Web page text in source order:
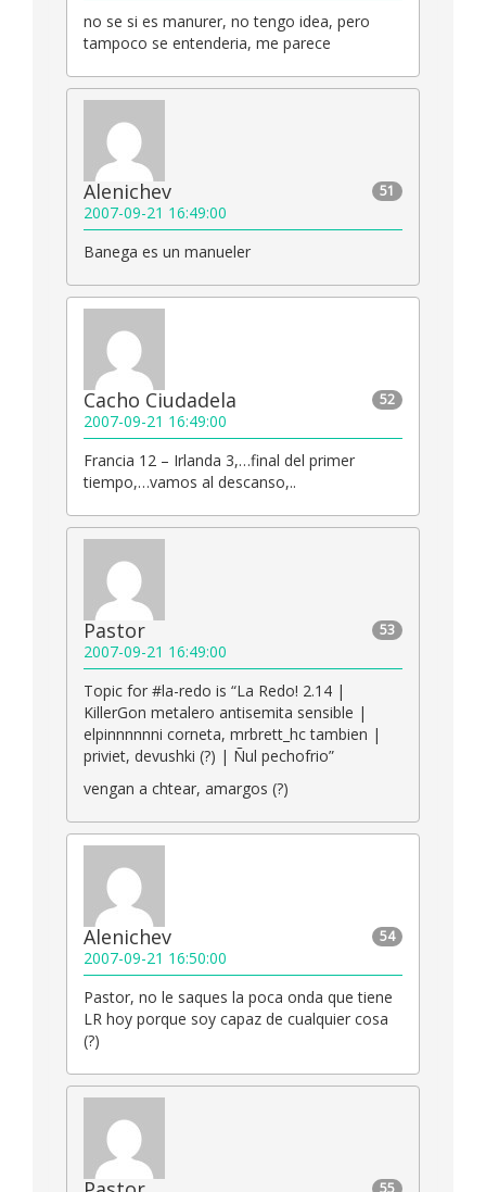
no se si es manurer, no tengo idea, pero
tampoco se entenderia, me parece
51
Alenichev
2007-09-21 16:49:00
Banega es un manueler
52
Cacho Ciudadela
2007-09-21 16:49:00
Francia 12 – Irlanda 3,…final del primer
tiempo,…vamos al descanso,..
53
Pastor
2007-09-21 16:49:00
Topic for #la-redo is “La Redo! 2.14 |
KillerGon metalero antisemita sensible |
elpinnnnnni corneta, mrbrett_hc tambien |
priviet, devushki (?) | Ñul pechofrio”
vengan a chtear, amargos (?)
54
Alenichev
2007-09-21 16:50:00
Pastor, no le saques la poca onda que tiene
LR hoy porque soy capaz de cualquier cosa
(?)
55